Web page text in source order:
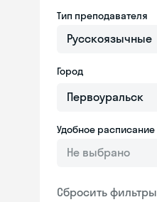
Тип преподавателя
Русскоязычные
Город
Удобное расписание
Не выбрано
Сбросить фильтры